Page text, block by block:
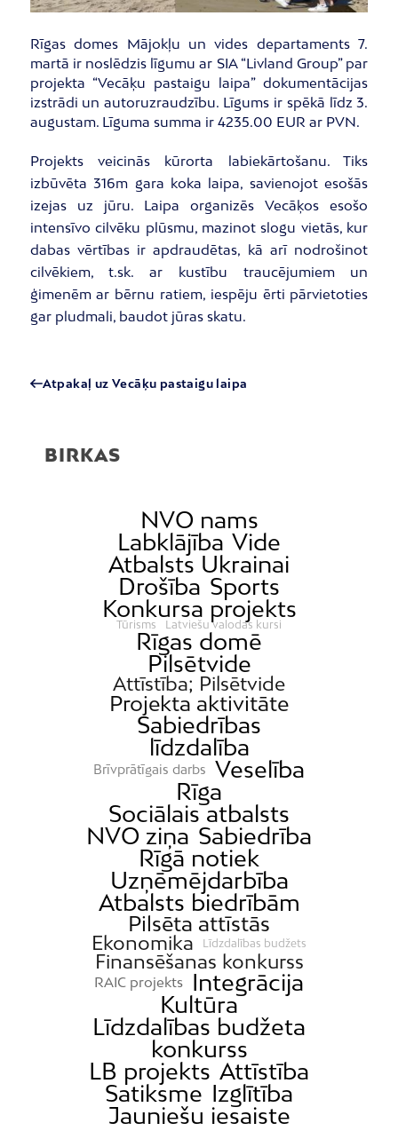
Rīgas domes Mājokļu un vides departaments 7.
martā ir noslēdzis līgumu ar SIA “Livland Group” par
projekta “Vecāķu pastaigu laipa” dokumentācijas
izstrādi un autoruzraudzību. Līgums ir spēkā līdz 3.
augustam. Līguma summa ir 4235.00 EUR ar PVN.
Projekts veicinās kūrorta labiekārtošanu. Tiks
izbūvēta 316m gara koka laipa, savienojot esošās
izejas uz jūru. Laipa organizēs Vecāķos esošo
intensīvo cilvēku plūsmu, mazinot slogu vietās, kur
dabas vērtības ir apdraudētas, kā arī nodrošinot
cilvēkiem, t.sk. ar kustību traucējumiem un
ģimenēm ar bērnu ratiem, iespēju ērti pārvietoties
gar pludmali, baudot jūras skatu.
Atpakaļ uz Vecāķu pastaigu laipa
BIRKAS
NVO nams
Labklājība Vide
Atbalsts Ukrainai
Drošība Sports
Konkursa projekts
Tūrisms Latviešu valodas kursi
Rīgas domē
Pilsētvide
Attīstība; Pilsētvide
Projekta aktivitāte
Sabiedrības
līdzdalība
Brīvprātīgais darbs
Veselība
Rīga
Sociālais atbalsts
NVO ziņa Sabiedrība
Rīgā notiek
Uzņēmējdarbība
Atbalsts biedrībām
Pilsēta attīstās
Ekonomika Līdzdalības budžets
Finansēšanas konkurss
RAIC projekts
Integrācija
Kultūra
Līdzdalības budžeta
konkurss
LB projekts Attīstība
Satiksme Izglītība
Jauniešu iesaiste